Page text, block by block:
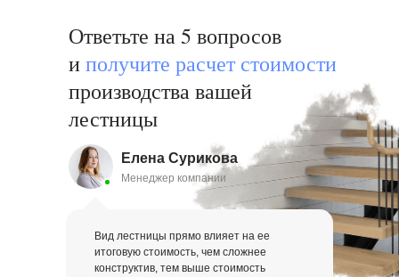
Ответьте на 5 вопросов
иполучи те расчет стоимости
производства вашей
лестницы
Елена Сурикова
Менеджер компании
Вид лестницы прямо влияет на ее
итоговую стоимость, чем сложнее
конструктив, тем выше стоимость